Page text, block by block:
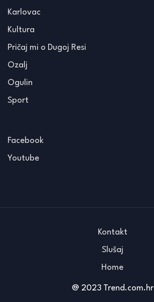
Karlovac
Kultura
Pričaj mi o Dugoj Resi
Ozalj
Ogulin
Sport
Facebook
Youtube
@ 2023 Trend.com.hr
Kontakt
Slušaj
Home